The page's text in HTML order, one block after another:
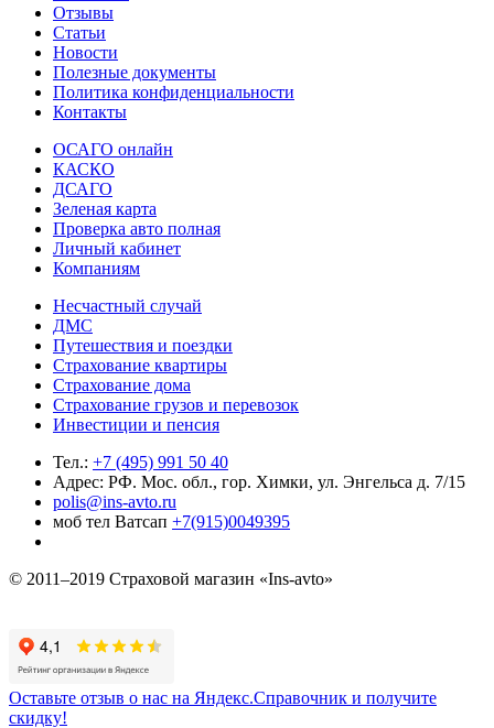
Отзывы
Статьи
Новости
Полезные документы
Политика конфиденциальности
Контакты
ОСАГО онлайн
КАСКО
ДСАГО
Зеленая карта
Проверка авто полная
Личный кабинет
Компаниям
Несчастный случай
ДМС
Путешествия и поездки
Страхование квартиры
Страхование дома
Страхование грузов и перевозок
Инвестиции и пенсия
Тел.: +7 (495) 991 50 40
Адрес: РФ. Мос. обл., гор. Химки, ул. Энгельса д. 7/15
polis@ins-avto.ru
моб тел Ватсап +7(915)0049395
© 2011–2019 Страховой магазин «Ins-avto»
Оставьте отзыв о нас на Яндекс.Справочник и получите
скидку!